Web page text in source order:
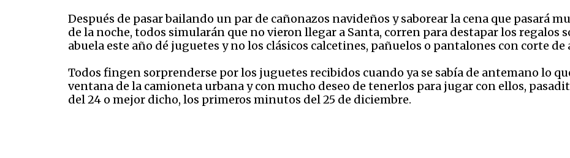
Después de pasar bailando un par de cañonazos navideños y saborear la cena que pasará
de la noche, todos simularán que no vieron llegar a Santa, corren para destapar los regalos
abuela este año dé juguetes y no los clásicos calcetines, pañuelos o pantalones con corte de
Todos fingen sorprenderse por los juguetes recibidos cuando ya se sabía de antemano lo
ventana de la camioneta urbana y con mucho deseo de tenerlos para jugar con ellos,
del 24 o mejor dicho, los primeros minutos del 25 de diciembre.